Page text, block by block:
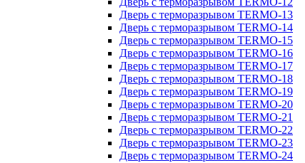
Дверь с терморазрывом TERMO-13
Дверь с терморазрывом TERMO-14
Дверь с терморазрывом TERMO-15
Дверь с терморазрывом TERMO-16
Дверь с терморазрывом TERMO-17
Дверь с терморазрывом TERMO-18
Дверь с терморазрывом TERMO-19
Дверь с терморазрывом TERMO-20
Дверь с терморазрывом TERMO-21
Дверь с терморазрывом TERMO-22
Дверь с терморазрывом TERMO-23
Дверь с терморазрывом TERMO-24